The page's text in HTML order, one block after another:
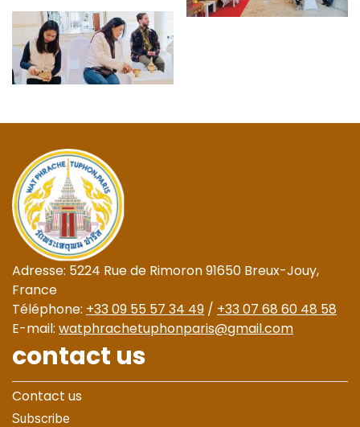
Adresse: 5224 Rue de Rimoron 91650 Breux-Jouy,
France
Téléphone: +33 09 55 57 34 49 / +33 07 68 60 48 58
E-mail: watphrachetuphonparis@gmail.com
contact us
Contact us
Subscribe